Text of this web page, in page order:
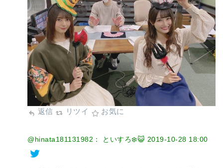
返信 リツイ お気に
@hinata181131982： といすろ❄️😺 2019-10-28 18:00